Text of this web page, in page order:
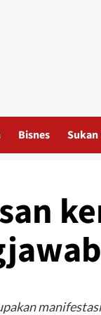
Bisnes Sukan